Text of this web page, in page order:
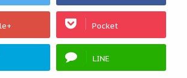
Pocket
LINE